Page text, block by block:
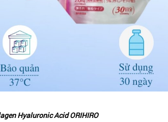
Hyaluronic Acid ORIHIRO